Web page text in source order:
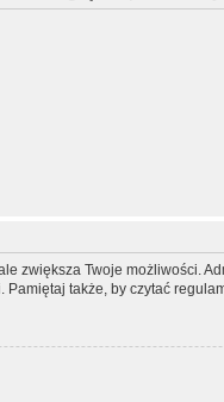
zwiększa Twoje możliwości.
także, by czytać